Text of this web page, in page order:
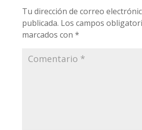
Tu dirección de correo
publicada. Los campos
marcados con *